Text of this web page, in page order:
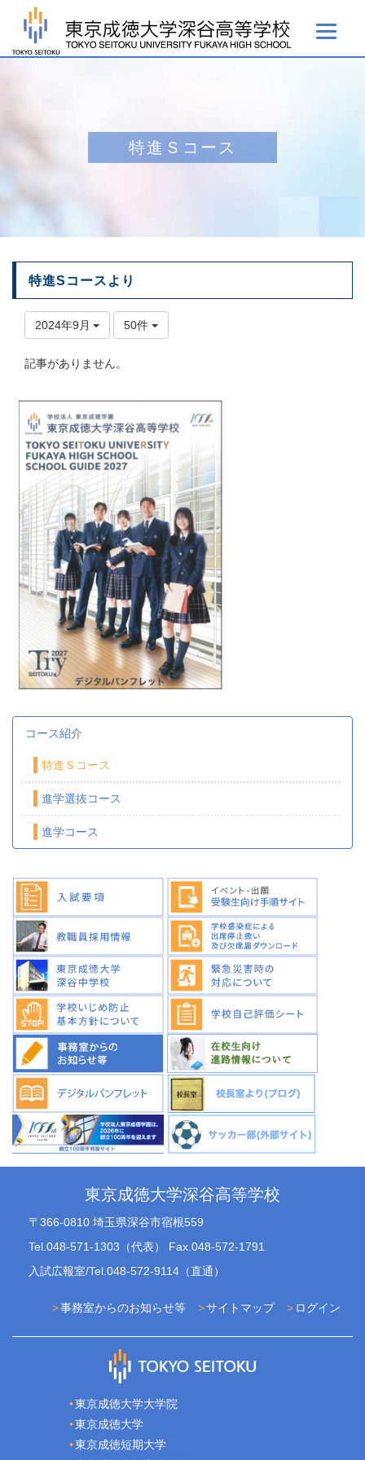
特進Ｓコース
特進Sコースより
2024年9月 50件
記事がありません。
コース紹介
特進Ｓコース
進学選抜コース
進学コース
東京成徳大学深谷高等学校
〒366-0810 埼玉県深谷市宿根559
Tel.048-571-1303（代表） Fax.048-572-1791
入試広報室/Tel.048-572-9114（直通）
ログイン
サイトマップ
事務室からのお知らせ等
東京成徳大学大学院
東京成徳大学
東京成徳短期大学